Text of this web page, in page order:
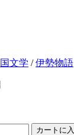
国文学 /伊勢物語